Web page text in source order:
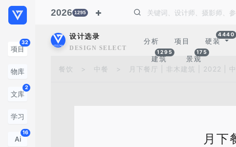
项目
32
物库
文库
2
学习
Ai
16
2026 1295
设计选录
DESIGN SELECTION
分析 项目 硬装
4440
建筑
1295
景观
175
餐饮 > 中餐 > 月下餐厅 | 非木建筑 | 2022 | 中
月下